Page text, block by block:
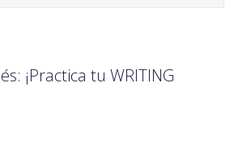
¡Practica tu WRITING